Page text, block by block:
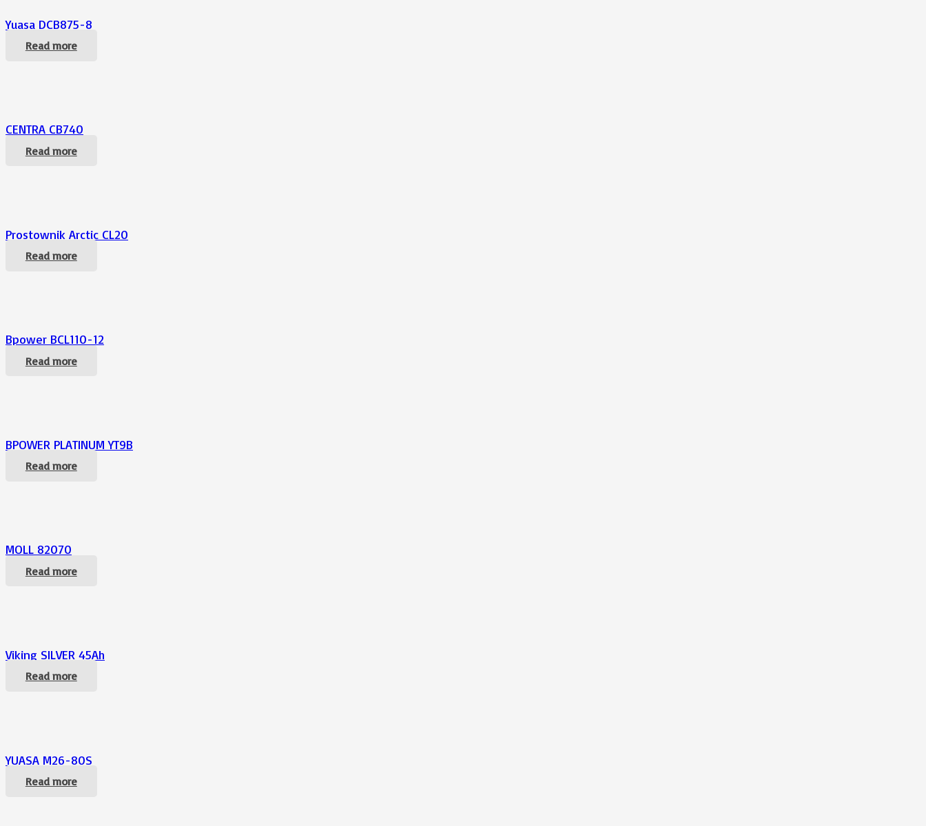
Yuasa DCB875-8
Read more
CENTRA CB740
Read more
Prostownik Arctic CL20
Read more
Bpower BCL110-12
Read more
BPOWER PLATINUM YT9B
Read more
MOLL 82070
Read more
Viking SILVER 45Ah
Read more
YUASA M26-80S
Read more